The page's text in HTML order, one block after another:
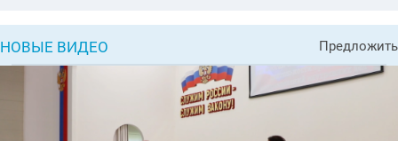
НОВЫЕ ВИДЕО Предложить